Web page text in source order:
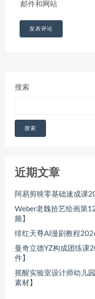
邮件和网站
搜索
搜索
近期文章
阿易剪映零基础速成课
Weber老魏拾艺绘画第
频】
绯红天尊AI漫剧教程
曼奇立德YZ构成团练课
件】
摇醒实验室设计师幼儿
素材】